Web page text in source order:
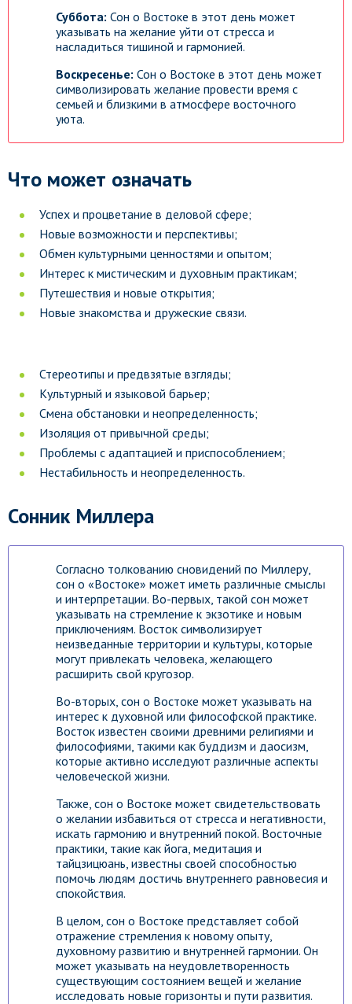
Суббота: Сон о Востоке в этот день может
указывать на желание уйти от стресса и
насладиться тишиной и гармонией.
Воскресенье: Сон о Востоке в этот день может
символизировать желание провести время с
семьей и близкими в атмосфере восточного
уюта.
Что может означать
Успех и процветание в деловой сфере;
Новые возможности и перспективы;
Обмен культурными ценностями и опытом;
Интерес к мистическим и духовным практикам;
Путешествия и новые открытия;
Новые знакомства и дружеские связи.
Стереотипы и предвзятые взгляды;
Культурный и языковой барьер;
Смена обстановки и неопределенность;
Изоляция от привычной среды;
Проблемы с адаптацией и приспособлением;
Нестабильность и неопределенность.
Сонник Миллера
Согласно толкованию сновидений по Миллеру,
сон о «Востоке» может иметь различные смыслы
и интерпретации. Во-первых, такой сон может
указывать на стремление к экзотике и новым
приключениям. Восток символизирует
неизведанные территории и культуры, которые
могут привлекать человека, желающего
расширить свой кругозор.
Во-вторых, сон о Востоке может указывать на
интерес к духовной или философской практике.
Восток известен своими древними религиями и
философиями, такими как буддизм и даосизм,
которые активно исследуют различные аспекты
человеческой жизни.
Также, сон о Востоке может свидетельствовать
о желании избавиться от стресса и негативности,
искать гармонию и внутренний покой. Восточные
практики, такие как йога, медитация и
тайцзицюань, известны своей способностью
помочь людям достичь внутреннего равновесия и
спокойствия.
В целом, сон о Востоке представляет собой
отражение стремления к новому опыту,
духовному развитию и внутренней гармонии. Он
может указывать на неудовлетворенность
существующим состоянием вещей и желание
исследовать новые горизонты и пути развития.